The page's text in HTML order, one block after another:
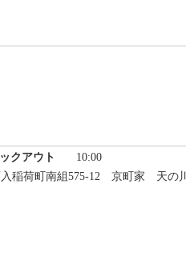
クアウト
10:00
入稲荷町南組575-12 京町家 天の川